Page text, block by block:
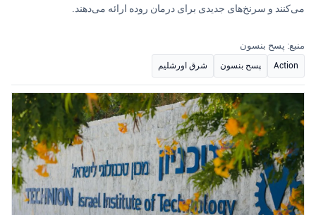
می‌کنند و سرنخ‌های جدیدی برای درمان روده ارائه می‌دهند.
منبع: پسح بنسون
Action پسح بنسون شرق اورشلیم